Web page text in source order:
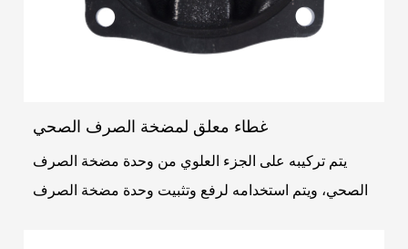
غطاء معلق لمضخة الصرف الصحي
يتم تركيبه على الجزء العلوي من وحدة مضخة الصرف
الصحي، ويتم استخدامه لرفع وتثبيت وحدة مضخة الصرف